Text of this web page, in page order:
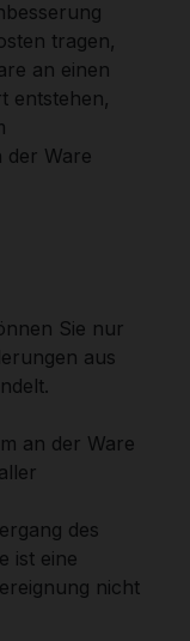
tragen,
an einen
entstehen,
der Ware
Sie nur
aus
an der Ware
des
ist eine
nicht